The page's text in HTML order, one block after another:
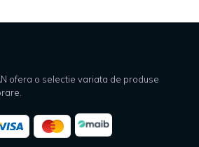
ofera o selectie variata de produse